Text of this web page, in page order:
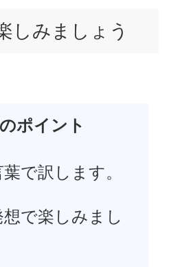
しみましょう
ポイント
で訳します。
想で楽しみまし